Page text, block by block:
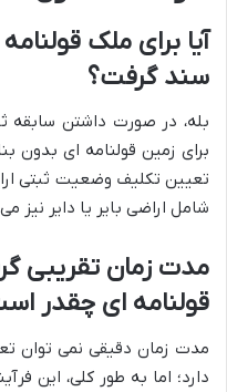
آیا برای ملک
سند گرفت؟
بله، در صورت داشتن سابقه
برای زمین قولنامه ای بدون
تعیین تکلیف وضعیت ثبتی
شامل اراضی بایر یا دایر نیز
مدت زمان تقریبی
قولنامه ای چقدر
مدت زمان دقیقی نمی توان
دارد؛ اما به طور کلی، این